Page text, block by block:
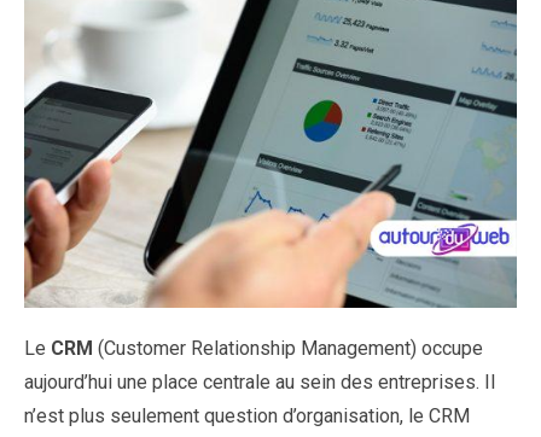
Le CRM (Customer Relationship Management) occupe
aujourd’hui une place centrale au sein des entreprises. Il
n’est plus seulement question d’organisation, le CRM